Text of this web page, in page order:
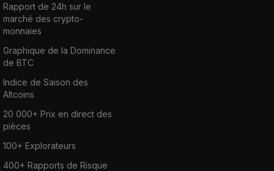
Rapport de 24h sur le
marché des crypto-
monnaies
Graphique de la Dominance
de BTC
Indice de Saison des
Altcoins
20 000+ Prix en direct des
pièces
100+ Explorateurs
400+ Rapports de Risque